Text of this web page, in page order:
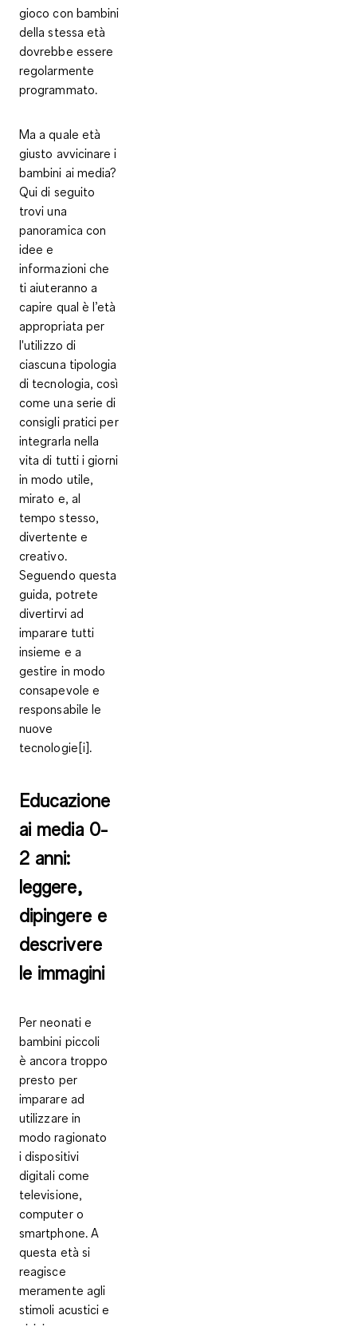
gioco con bambini
della stessa età
dovrebbe essere
regolarmente
programmato.
Ma a quale età
giusto avvicinare i
bambini ai media?
Qui di seguito
trovi una
panoramica con
idee e
informazioni che
ti aiuteranno a
capire qual è l’età
appropriata per
l'utilizzo di
ciascuna tipologia
di tecnologia, così
come una serie di
consigli pratici per
integrarla nella
vita di tutti i giorni
in modo utile,
mirato e, al
tempo stesso,
divertente e
creativo.
Seguendo questa
guida, potrete
divertirvi ad
imparare tutti
insieme e a
gestire in modo
consapevole e
responsabile le
nuove
tecnologie[i].
Educazione
ai media 0-
2 anni:
leggere,
dipingere e
descrivere
le immagini
Per neonati e
bambini piccoli
è ancora troppo
presto per
imparare ad
utilizzare in
modo ragionato
i dispositivi
digitali come
televisione,
computer o
smartphone. A
questa età si
reagisce
meramente agli
stimoli acustici e